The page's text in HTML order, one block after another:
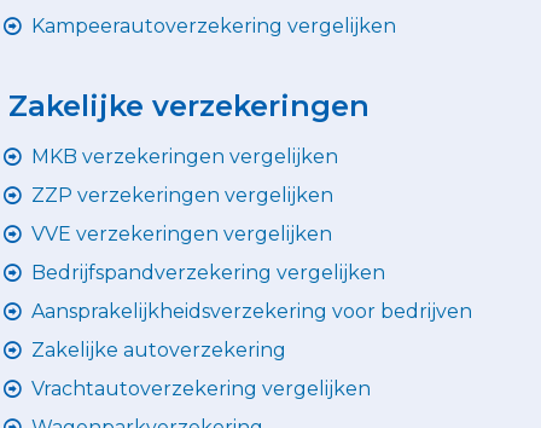
Kampeerautoverzekering vergelijken
Zakelijke verzekeringen
MKB verzekeringen vergelijken
ZZP verzekeringen vergelijken
VVE verzekeringen vergelijken
Bedrijfspandverzekering vergelijken
Aansprakelijkheidsverzekering voor bedrijven
Zakelijke autoverzekering
Vrachtautoverzekering vergelijken